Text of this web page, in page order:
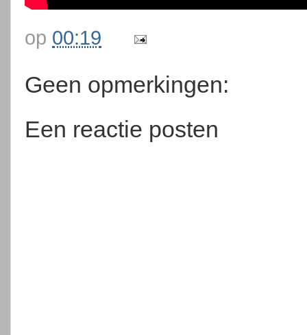
op 00:19
Geen opmerkingen:
Een reactie posten